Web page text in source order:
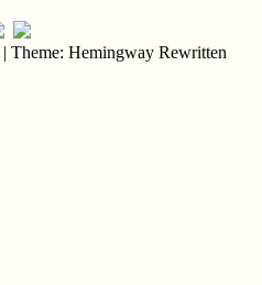
| Theme: Hemingway Rewritten